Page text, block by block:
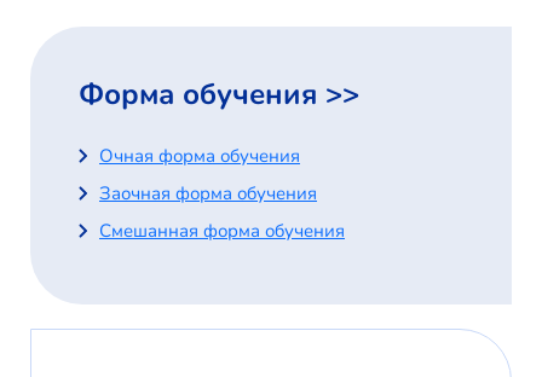
Форма обучения >>
Очная форма обучения
Заочная форма обучения
Смешанная форма обучения